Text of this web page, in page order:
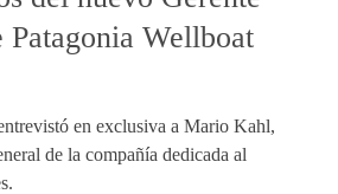
Patagonia Wellboat
en exclusiva a Mario Kahl,
de la compañía dedicada al